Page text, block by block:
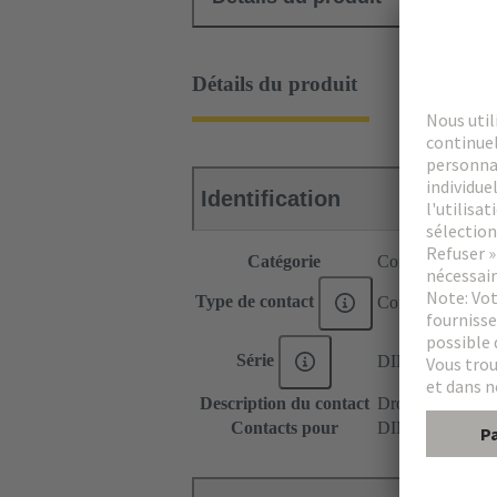
Détails du produit
Identification
Catégorie Contacts
Type de contact Contact coaxial
Série DIN 41612
Description du contact Droit
Contacts pour
DIN 41612